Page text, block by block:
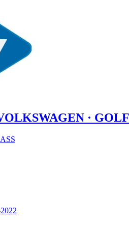
· GOLF